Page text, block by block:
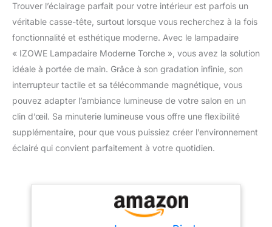
Trouver l’éclairage parfait pour votre intérieur est parfois un
véritable casse-tête, surtout lorsque vous recherchez à la fois
fonctionnalité et esthétique moderne. Avec le lampadaire
« IZOWE Lampadaire Moderne Torche », vous avez la solution
idéale à portée de main. Grâce à son gradation infinie, son
interrupteur tactile et sa télécommande magnétique, vous
pouvez adapter l’ambiance lumineuse de votre salon en un
clin d’œil. Sa minuterie lumineuse vous offre une flexibilité
supplémentaire, pour que vous puissiez créer l’environnement
éclairé qui convient parfaitement à votre quotidien.